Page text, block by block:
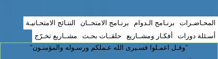
المحـاضـرات برنـامج الـدوام برنـامج الامتحــان
النتـائج الامتحـانيـة
أسـئلة دورات
أفكـار ومشــاريع حلقــات بحـث
مشــاريع تخـرّج
"وقـل اعمـلوا فسـيرى الله عـملكم ورسـوله والمؤمنـون"